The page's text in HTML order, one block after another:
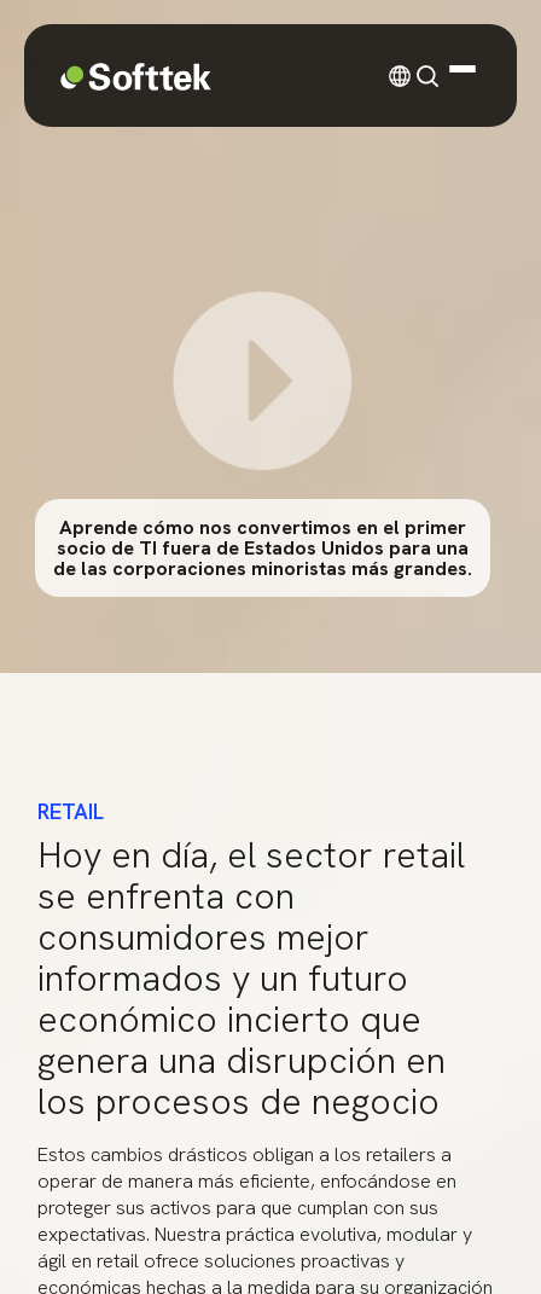
RETAIL
Hoy en día, el sector retail
se enfrenta con
consumidores mejor
informados y un futuro
económico incierto que
genera una disrupción en
los procesos de negocio
Estos cambios drásticos obligan a los retailers a
operar de manera más eficiente, enfocándose en
proteger sus activos para que cumplan con sus
expectativas. Nuestra práctica evolutiva, modular y
ágil en retail ofrece soluciones proactivas y
económicas hechas a la medida para su organización
Aprende cómo nos convertimos en el primer
socio de TI fuera de Estados Unidos para una
de las corporaciones minoristas más grandes.